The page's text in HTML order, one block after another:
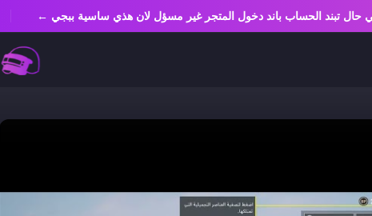
في حال تبند الحساب باند دخول المتجر غير مسؤل لان هذي ساسية ببجي ←